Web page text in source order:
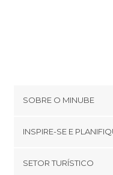
SOBRE O MINUBE
Términos e Condições
INSPIRE-SE E
SETOR TURÍSTICO